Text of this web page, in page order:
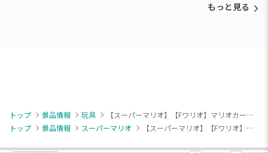
もっと見る
トップ 景品情報 玩具
【スーパーマリオ】【Fワリオ】マリオカートDX ツアーアソート
トップ
景品情報 スーパーマリオ 【スーパーマリオ】【Fワリオ】マリオカートDX ツアーアソート